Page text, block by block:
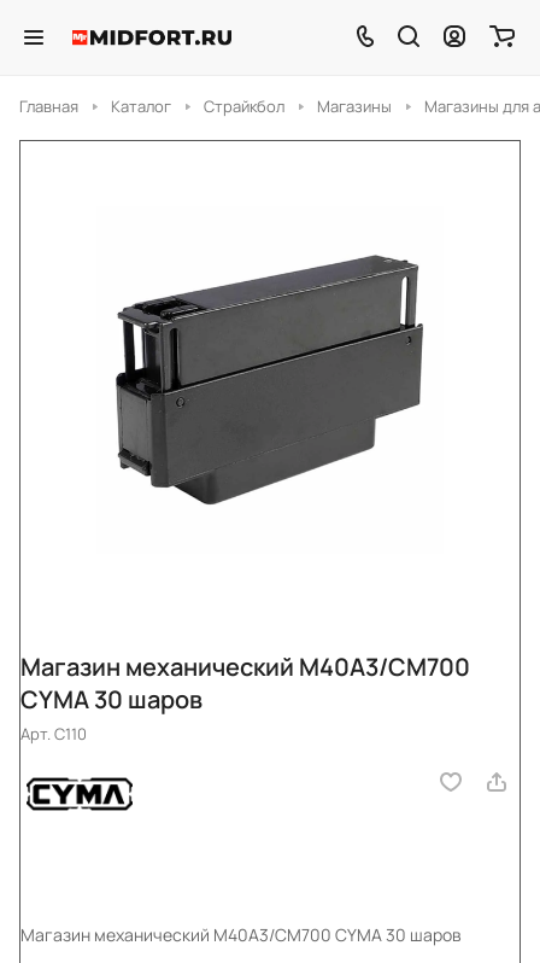
Главная Каталог Страйкбол Магазины Магазины для
Магазин механический M40A3/CM700
СYMA 30 шаров
Арт.C110
Магазин механический M40A3/CM700 СYMA 30 шаров